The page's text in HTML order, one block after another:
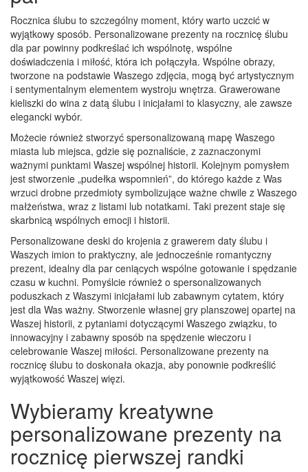
Rocznica ślubu to szczególny moment, który warto uczcić w
wyjątkowy sposób. Personalizowane prezenty na rocznicę ślubu
dla par powinny podkreślać ich wspólnotę, wspólne
doświadczenia i miłość, która ich połączyła. Wspólne obrazy,
tworzone na podstawie Waszego zdjęcia, mogą być artystycznym
i sentymentalnym elementem wystroju wnętrza. Grawerowane
kieliszki do wina z datą ślubu i inicjałami to klasyczny, ale zawsze
elegancki wybór.
Możecie również stworzyć spersonalizowaną mapę Waszego
miasta lub miejsca, gdzie się poznaliście, z zaznaczonymi
ważnymi punktami Waszej wspólnej historii. Kolejnym pomysłem
jest stworzenie „pudełka wspomnień”, do którego każde z Was
wrzuci drobne przedmioty symbolizujące ważne chwile z Waszego
małżeństwa, wraz z listami lub notatkami. Taki prezent staje się
skarbnicą wspólnych emocji i historii.
Personalizowane deski do krojenia z grawerem daty ślubu i
Waszych imion to praktyczny, ale jednocześnie romantyczny
prezent, idealny dla par ceniących wspólne gotowanie i spędzanie
czasu w kuchni. Pomyślcie również o spersonalizowanych
poduszkach z Waszymi inicjałami lub zabawnym cytatem, który
jest dla Was ważny. Stworzenie własnej gry planszowej opartej na
Waszej historii, z pytaniami dotyczącymi Waszego związku, to
innowacyjny i zabawny sposób na spędzenie wieczoru i
celebrowanie Waszej miłości. Personalizowane prezenty na
rocznicę ślubu to doskonała okazja, aby ponownie podkreślić
wyjątkowość Waszej więzi.
Wybieramy kreatywne
personalizowane prezenty na
rocznicę pierwszej randki